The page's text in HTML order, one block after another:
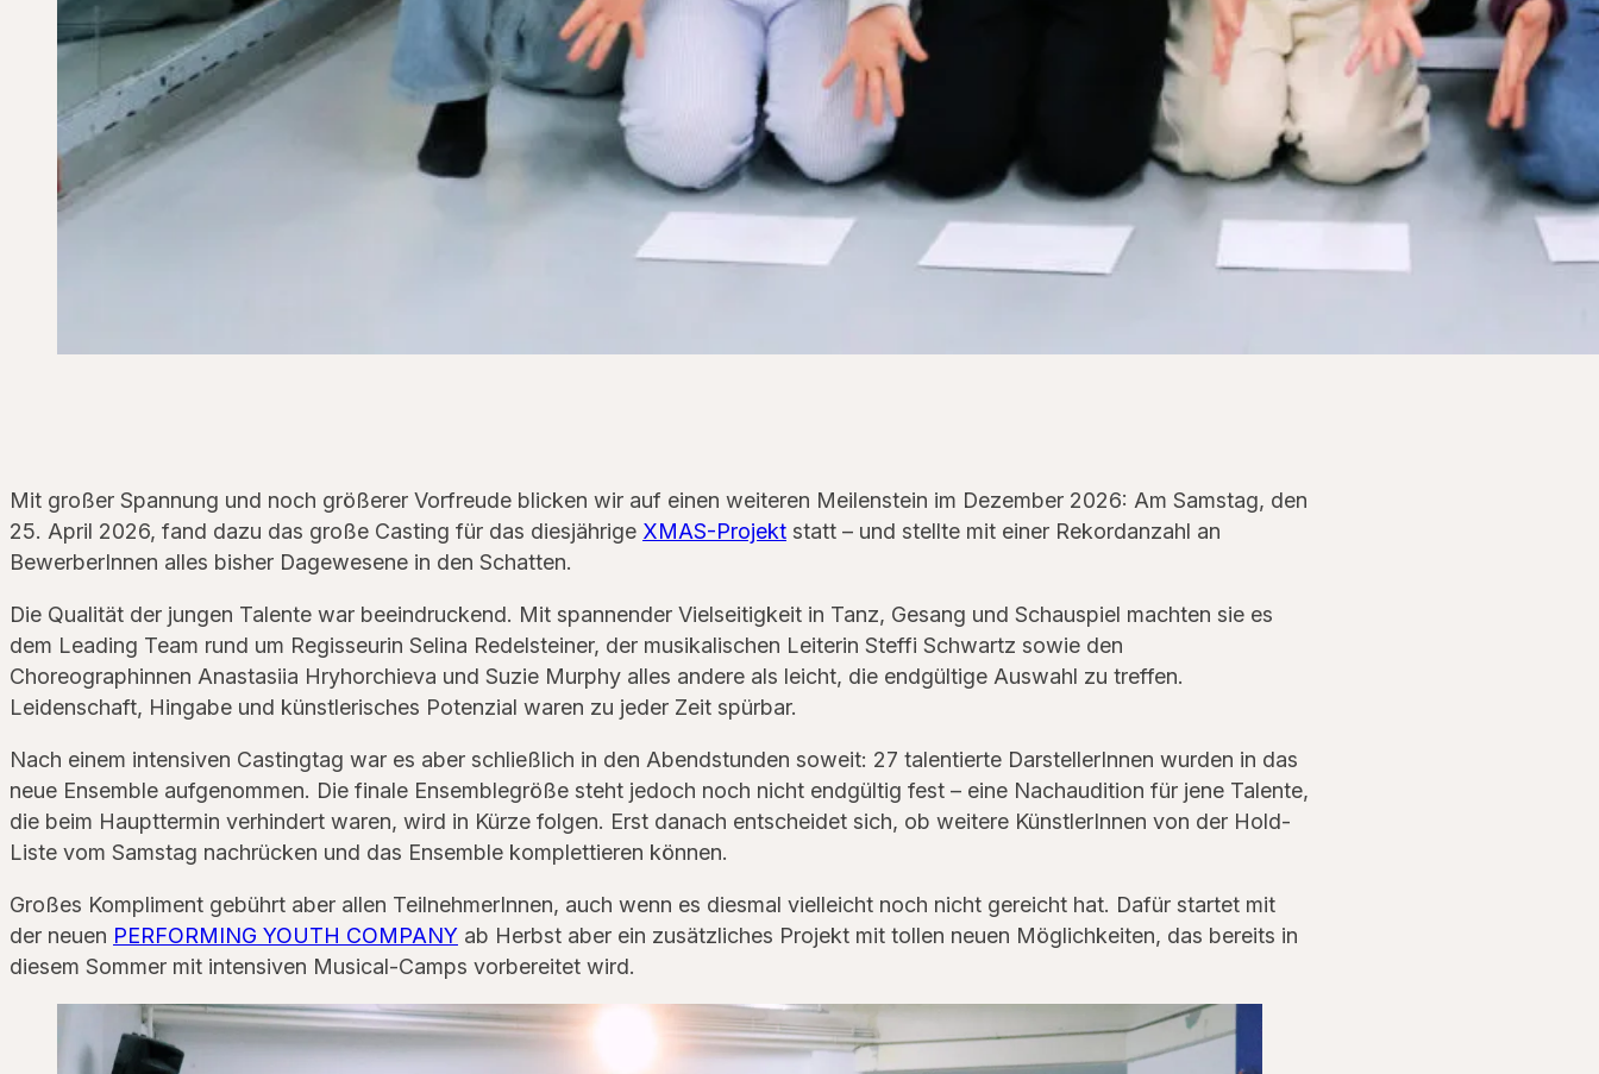
Mit großer Spannung und noch größerer Vorfreude blicken wir auf einen weiteren Meilenstein im Dezember 2026: Am Samstag, den
25. April 2026, fand dazu das große Casting für das diesjährige XMAS-Projekt statt – und stellte mit einer Rekordanzahl an
BewerberInnen alles bisher Dagewesene in den Schatten.
Die Qualität der jungen Talente war beeindruckend. Mit spannender Vielseitigkeit in Tanz, Gesang und Schauspiel machten sie es
dem Leading Team rund um Regisseurin Selina Redelsteiner, der musikalischen Leiterin Steffi Schwartz sowie den
Choreographinnen Anastasiia Hryhorchieva und Suzie Murphy alles andere als leicht, die endgültige Auswahl zu treffen.
Leidenschaft, Hingabe und künstlerisches Potenzial waren zu jeder Zeit spürbar.
Nach einem intensiven Castingtag war es aber schließlich in den Abendstunden soweit: 27 talentierte DarstellerInnen wurden in das
neue Ensemble aufgenommen. Die finale Ensemblegröße steht jedoch noch nicht endgültig fest – eine Nachaudition für jene Talente,
die beim Haupttermin verhindert waren, wird in Kürze folgen. Erst danach entscheidet sich, ob weitere KünstlerInnen von der Hold-
Liste vom Samstag nachrücken und das Ensemble komplettieren können.
Großes Kompliment gebührt aber allen TeilnehmerInnen, auch wenn es diesmal vielleicht noch nicht gereicht hat. Dafür startet mit
der neuen PERFORMING YOUTH COMPANY ab Herbst aber ein zusätzliches Projekt mit tollen neuen Möglichkeiten, das bereits in
diesem Sommer mit intensiven Musical-Camps vorbereitet wird.